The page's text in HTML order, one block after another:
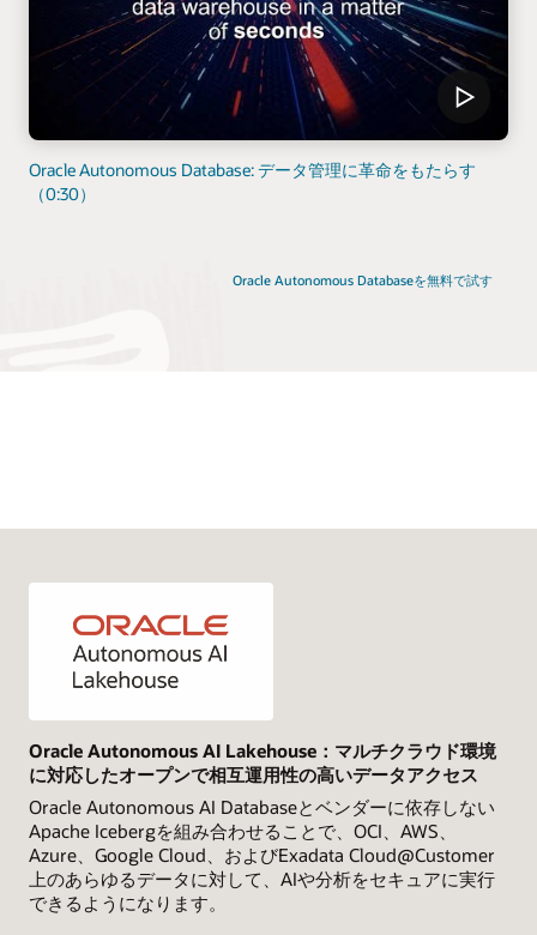
Oracle Autonomous Databaseを無料で試す
Oracle Autonomous Database: データ管理に革命をもたらす
（0:30）
Oracle Autonomous AI Lakehouse：マルチクラウド環境
に対応したオープンで相互運用性の高いデータアクセス
Oracle Autonomous AI Databaseとベンダーに依存しない
Apache Icebergを組み合わせることで、OCI、AWS、
Azure、Google Cloud、およびExadata Cloud@Customer
上のあらゆるデータに対して、AIや分析をセキュアに実行
できるようになります。